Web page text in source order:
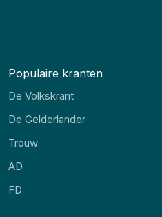
Populaire kranten
De Volkskrant
De Gelderlander
Trouw
AD
FD